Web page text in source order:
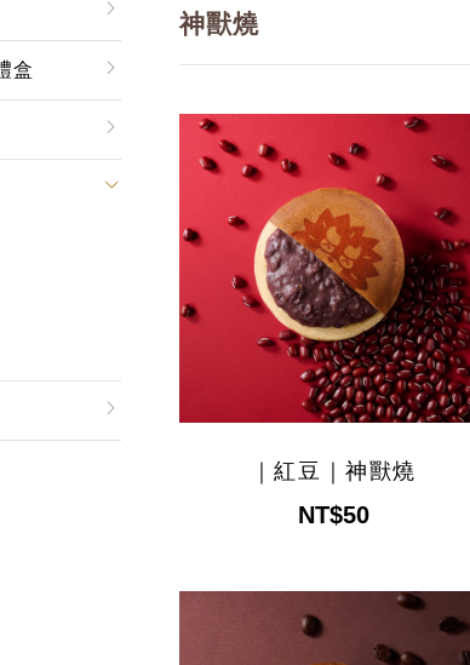
盒
神獸燒
｜紅豆｜神獸燒
NT$50